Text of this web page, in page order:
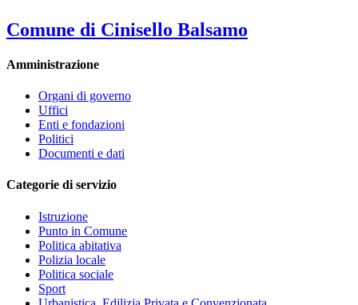
Comune di Cinisello Balsamo
Amministrazione
Organi di governo
Uffici
Enti e fondazioni
Politici
Documenti e dati
Categorie di servizio
Istruzione
Punto in Comune
Politica abitativa
Polizia locale
Politica sociale
Sport